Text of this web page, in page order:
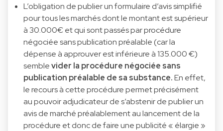
L’obligation de publier un formulaire d’avis simplifié
pour tous les marchés dont le montant est supérieur
à 30.000€ et qui sont passés par procédure
négociée sans publication préalable (car la
dépense à approuver est inférieure à 135.000 €)
semblevider la procédure négociée sans
publication préalable de sa substance.En effet,
le recours à cette procédure permet précisément
au pouvoir adjudicateur de s’abstenir de publier un
avis de marché préalablement au lancement de la
procédure et donc de faire une publicité « élargie »